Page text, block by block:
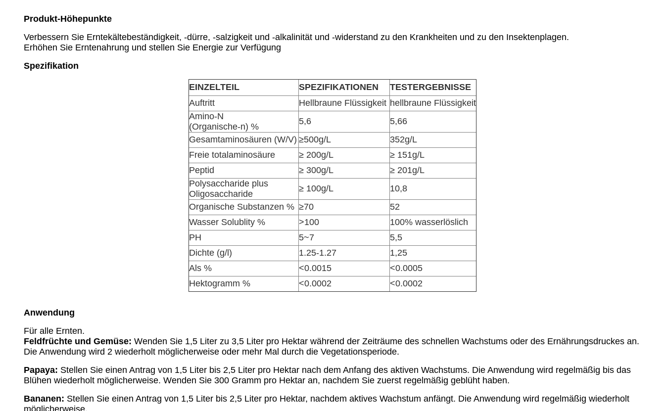
Produkt-Höhepunkte
Verbessern Sie Erntekältebeständigkeit, -dürre, -salzigkeit und -alkalinität und -widerstand zu den Krankheiten und zu den Insektenplagen.
Erhöhen Sie Erntenahrung und stellen Sie Energie zur Verfügung
Spezifikation
EINZELTEIL SPEZIFIKATIONEN
TESTERGEBNISSE
Auftritt
Hellbraune Flüssigkeit hellbraune Flüssigkeit
Amino-N
(Organische-n) %
5,6
5,66
Gesamtaminosäuren (W/V) ≥500g/L
352g/L
Freie totalaminosäure
≥ 200g/L
≥ 151g/L
Peptid
≥ 300g/L
≥ 201g/L
Polysaccharide plus
Oligosaccharide
≥ 100g/L
10,8
Organische Substanzen % ≥70
52
Wasser Solublity %
>100
100% wasserlöslich
PH
5~7
5,5
Dichte (g/l)
1.25-1.27
1,25
Als %
<0.0015
<0.0005
Hektogramm %
<0.0002 <0.0002
Anwendung
Für alle Ernten.
Feldfrüchte und Gemüse: Wenden Sie 1,5 Liter zu 3,5 Liter pro Hektar während der Zeiträume des schnellen Wachstums oder des Ernährungsdruckes an.
Die Anwendung wird 2 wiederholt möglicherweise oder mehr Mal durch die Vegetationsperiode.
Papaya: Stellen Sie einen Antrag von 1,5 Liter bis 2,5 Liter pro Hektar nach dem Anfang des aktiven Wachstums. Die Anwendung wird regelmäßig bis das
Blühen wiederholt möglicherweise. Wenden Sie 300 Gramm pro Hektar an, nachdem Sie zuerst regelmäßig geblüht haben.
Bananen: Stellen Sie einen Antrag von 1,5 Liter bis 2,5 Liter pro Hektar, nachdem aktives Wachstum anfängt. Die Anwendung wird regelmäßig wiederholt
möglicherweise.